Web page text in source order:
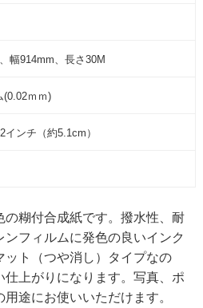
、幅914mm、長さ30M
ム(0.02ｍｍ)
ンチ（約5.1cm）
糊付合成紙です。撥水性、耐
フィルムに発色の良いインク
ット（つや消し）タイプなの
上がりになります。写真、ポ
途にお使いいただけます。